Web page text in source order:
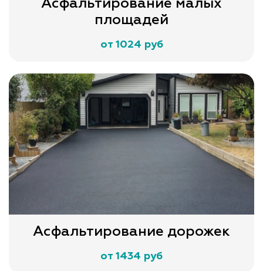
Асфальтирование малых
площадей
от 1024 руб
Асфальтирование дорожек
от 1434 руб